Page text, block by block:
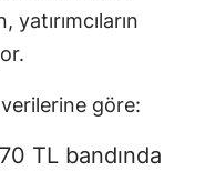
verilerine göre:
TL bandında